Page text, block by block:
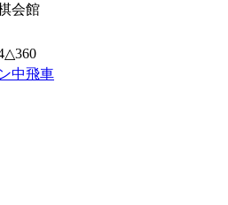
会館
中飛車